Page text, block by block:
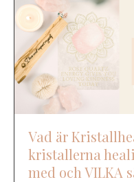
Vad är
kristallerna
med och VILKA